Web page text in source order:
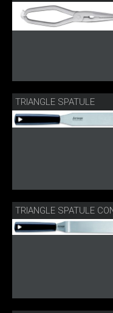
TRIANGLE SPATULE